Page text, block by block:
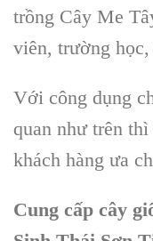
trồng Cây Me
viên, trường
Với công dụng
quan như trên
khách hàng ưa
Cung cấp cây